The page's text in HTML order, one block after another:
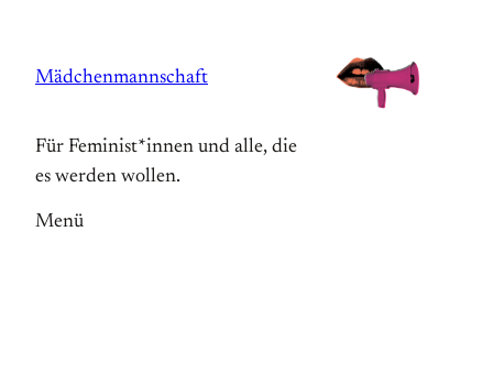
springen
Mädchenmannschaft
Für Feminist*innen und alle, die
es werden wollen.
Menü